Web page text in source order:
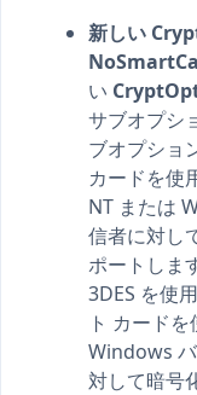
新しい
い
サブオプシ
ブオプショ
カードを使
NT または
信者に対し
ポートしま
3DES を使
ト カード
Windows
対して暗号